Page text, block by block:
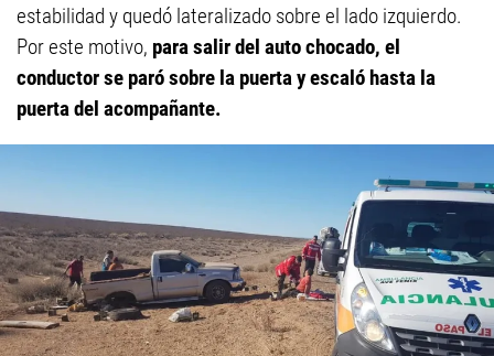
estabilidad y quedó lateralizado sobre el lado izquierdo.
Por este motivo, para salir del auto chocado, el
conductor se paró sobre la puerta y escaló hasta la
puerta del acompañante.